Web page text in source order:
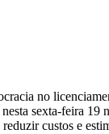
no
sexta-feira
custos e